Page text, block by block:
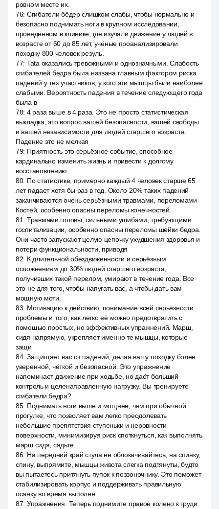
ровном месте их.
76: Сгибатели бёдер слишком слабы, чтобы нормально и
безопасно поднимать ноги в крупном исследовании,
проведённом в клинике, где изучали движение у людей в
возрасте от 60 до 85 лет, учёные проанализировали
походку 800 человек резуль.
77: Tata оказались тревожными и однозначными. Слабость
сгибателей бедра была названа главным фактором риска
падений у тех участников, у кого эти мышцы были наиболее
слабыми. Вероятность падения в течение следующего года
была в
78: 4 раза выше в 4 раза. Это не просто статистическая
выкладка, это вопрос вашей безопасности, вашей свободы
и вашей независимости для людей старшего возраста.
Падение это не мелкая
79: Приятность это серьёзное событие, способное
кардинально изменить жизнь и привести к долгому
восстановлению.
80: По статистике, примерно каждый 4 человек старше 65
лет падает хотя бы раз в год. Около 20% таких падений
заканчиваются очень серьёзными травмами, переломами
Костей, особенно опасны переломы конечностей.
81: Травмами головы, сильными ушибами, требующими
госпитализации, особенно опасны переломы шейки бедра.
Они часто запускают целую цепочку ухудшения здоровья и
потери функциональности, приводя
82: К длительной обездвиженности и серьёзным
осложнениям до 30% людей старшего возраста,
получивших такой перелом, умирают в течение года. Все
это не для того, чтобы напугать вас, а чтобы дать вам
мощную моти.
83: Мотивацию к действию, понимание всей серьёзности
проблемы и того, как легко её можно предотвратить с
помощью простых, но эффективных упражнений. Марш,
сидя напрямую, укрепляет именно те мышцы, которые
защи
84: Защищает вас от падений, делая вашу походку более
уверенной, чёткой и безопасной. Это упражнение
напоминает движение при ходьбе, но даёт больший
контроль и целенаправленную нагрузку. Вы тренируете
сгибатели бедра?
85: Поднимать ноги выше и мощнее, чем при обычной
прогулке, что позволяет вам легко преодолевать
небольшие препятствия ступеньки и неровности
поверхности, минимизируя риск споткнуться, как выполнять
марш сидя, сядьте.
86: На передний край стула не облокачивайтесь, на спинку,
спину, выпрямите, мышцы живота слегка подтянуты, будто
вы пытаетесь притянуть пупок к позвоночнику. Это поможет
стабилизировать корпус и поддерживать правильную
осанку во время выполне.
87: Упражнения. Теперь поднимите правое колено к груди